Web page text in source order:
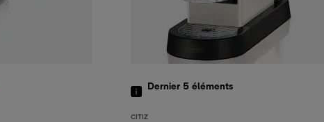
Dernier 5 éléments
CITIZ